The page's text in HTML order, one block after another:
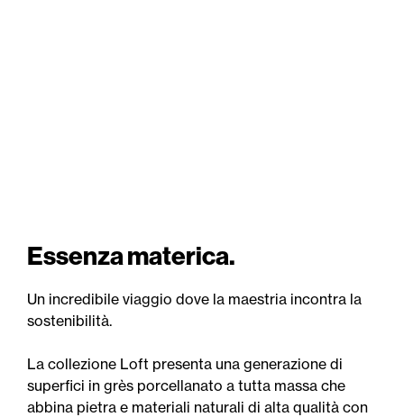
Essenza materica.
Un incredibile viaggio dove la maestria incontra la
sostenibilità.
La collezione Loft presenta una generazione di
superfici in grès porcellanato a tutta massa che
abbina pietra e materiali naturali di alta qualità con